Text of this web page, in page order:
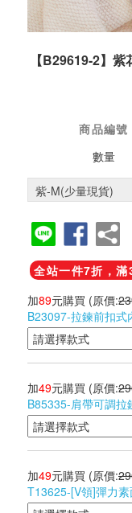
【B29619-2】
商品編號
數量
全站一件7折，
加89元購買 (原價:
B23097-拉鍊前扣式
加49元購買 (原價:
B85335-肩帶可調拉
加49元購買 (原價:
T13625-[V領]彈力素